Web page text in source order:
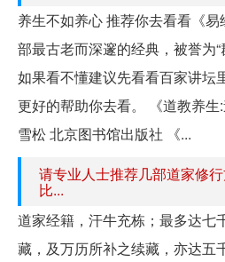
养生不如养心 推荐你去看看《
部最古老而深邃的经典，被誉为“
如果看不懂建议先看看百家讲坛
更好的帮助你去看。 《道教养
雪松 北京图书馆出版社 《...
请专业人士推荐几部道家修
比...
道家经籍，汗牛充栋；最多达七
藏，及万历所补之续藏，亦达五